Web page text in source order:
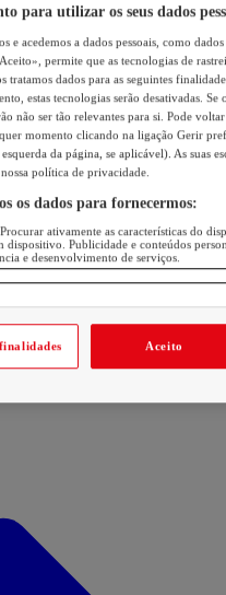
para utilizar os seus dados
e acedemos a dados pessoais, como
permite que as tecnologias de
tratamos dados para as seguintes
estas tecnologias serão desativadas. Se
não ser tão relevantes para si. Pode voltar
momento clicando na ligação Gerir
da página, se aplicável). As suas
política de privacidade.
os dados para fornecermos:
ativamente as características do
dispositivo. Publicidade e conteúdos
e desenvolvimento de serviços.
Aceito